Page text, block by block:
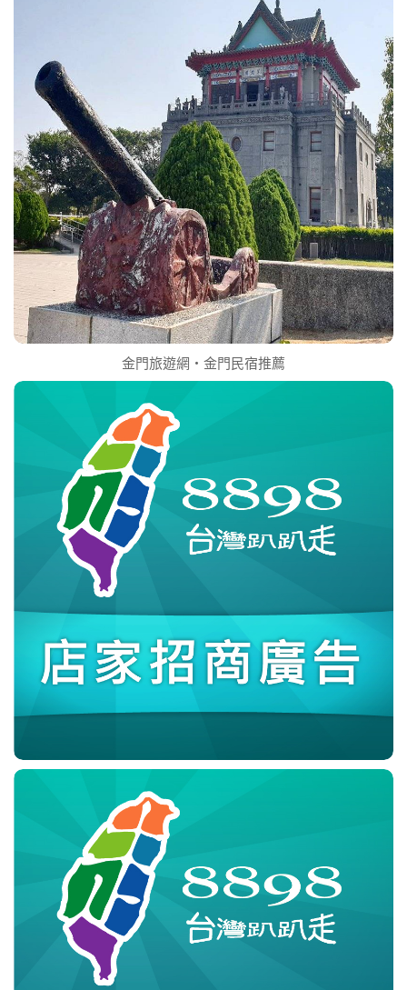
金門旅遊網‧金門民宿推薦